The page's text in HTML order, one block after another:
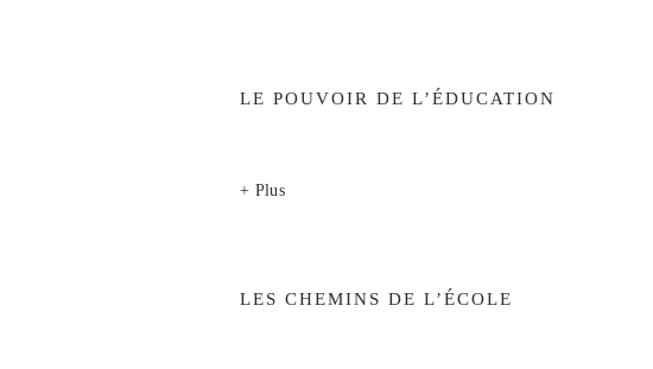
LE POUVOIR DE L’ÉDUCATION
+ Plus
LES CHEMINS DE L’ÉCOLE